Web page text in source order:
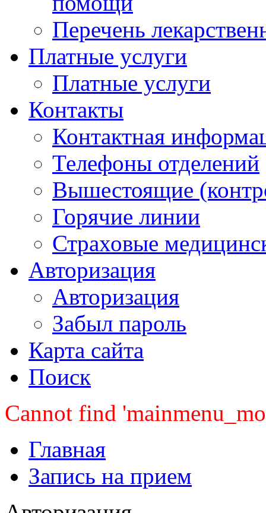
Перечень
Платные услуги
Платные услуги
Контакты
Контактная
Телефоны отделений
Вышестоящие
Горячие линии
Страховые
Авторизация
Авторизация
Забыл пароль
Карта сайта
Поиск
Cannot find
Главная
Запись на прием